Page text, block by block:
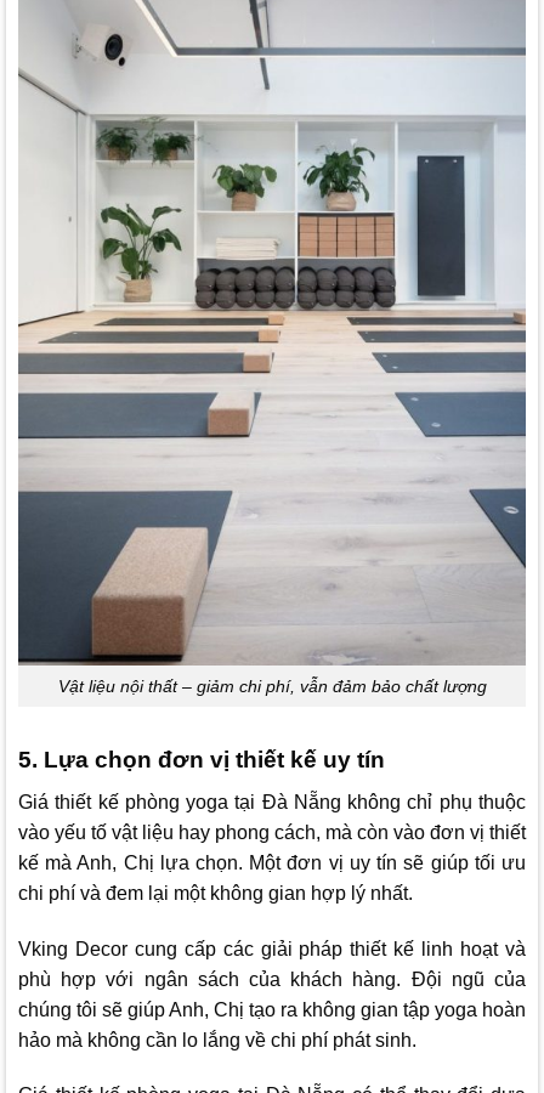
Vật liệu nội thất – giảm chi phí, vẫn đảm bảo chất lượng
5. Lựa chọn đơn vị thiết kế uy tín
Giá thiết kế phòng yoga tại Đà Nẵng không chỉ phụ thuộc
vào yếu tố vật liệu hay phong cách, mà còn vào đơn vị thiết
kế mà Anh, Chị lựa chọn. Một đơn vị uy tín sẽ giúp tối ưu
chi phí và đem lại một không gian hợp lý nhất.
Vking Decorcung cấp các giải pháp thiết kế linh hoạt và
phù hợp với ngân sách của khách hàng. Đội ngũ của
chúng tôi sẽ giúp Anh, Chị tạo ra không gian tập yoga hoàn
hảo mà không cần lo lắng về chi phí phát sinh.